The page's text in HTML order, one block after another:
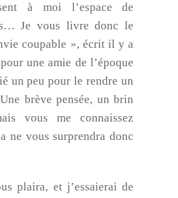
à moi l’espace de
Je vous livre donc le
coupable », écrit il y a
une amie de l’époque
un peu pour le rendre un
brève pensée, un brin
vous me connaissez
ne vous surprendra donc
plaira, et j’essaierai de